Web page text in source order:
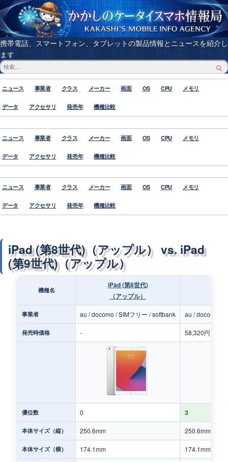
携帯電話、スマートフォン、タブレットの製品情報とニュースを紹介し
ます
ニュース 事業者 クラス メーカー 画面 OS CPU メモリ
データ アクセサリ 発売年 機種比較
ニュース 事業者 クラス メーカー 画面 OS CPU メモリ
データ アクセサリ 発売年 機種比較
ニュース 事業者 クラス メーカー 画面 OS CPU メモリ
データ アクセサリ 発売年 機種比較
iPad (第8世代)（アップル） vs. iPad
(第9世代)（アップル）
機種名
iPad (第8世代)
（アップル）
事業者 au / docomo / SIMフリー / softbank au / docomo /
発売時価格 - 58,320円～
優位数 0 3
本体サイズ（縦） 250.6mm 250.6mm
本体サイズ（横） 174.1mm 174.1mm